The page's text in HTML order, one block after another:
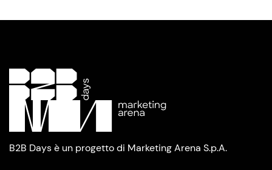
B2B Days è un progetto di Marketing Arena S.p.A.